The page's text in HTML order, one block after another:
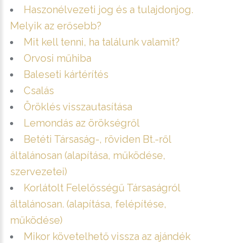
Haszonélvezeti jog és a tulajdonjog.
Melyik az erősebb?
Mit kell tenni, ha találunk valamit?
Orvosi műhiba
Baleseti kártérítés
Csalás
Öröklés visszautasítása
Lemondás az örökségről
Betéti Társaság-, röviden Bt.-ről
általánosan (alapítása, működése,
szervezetei)
Korlátolt Felelősségű Társaságról
általánosan. (alapítása, felépítése,
működése)
Mikor követelhető vissza az ajándék